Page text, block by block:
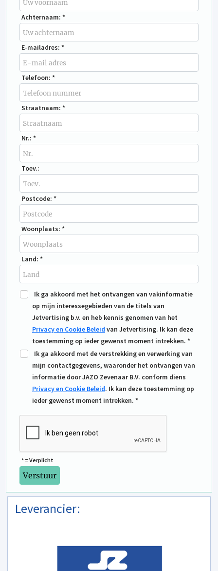
Achternaam: *
E-mailadres: *
Telefoon: *
Straatnaam: *
Nr.: *
Toev.:
Postcode: *
Woonplaats: *
Land: *
Ik ga akkoord met het ontvangen van vakinformatie
op mijn interessegebieden van de titels van
Jetvertising b.v. en heb kennis genomen van het
Privacy en Cookie Beleid van Jetvertising. Ik kan deze
toestemming op ieder gewenst moment intrekken. *
Ik ga akkoord met de verstrekking en verwerking van
mijn contactgegevens, waaronder het ontvangen van
informatie door JAZO Zevenaar B.V. conform diens
Privacy en Cookie Beleid. Ik kan deze toestemming op
ieder gewenst moment intrekken. *
* = Verplicht
Leverancier: